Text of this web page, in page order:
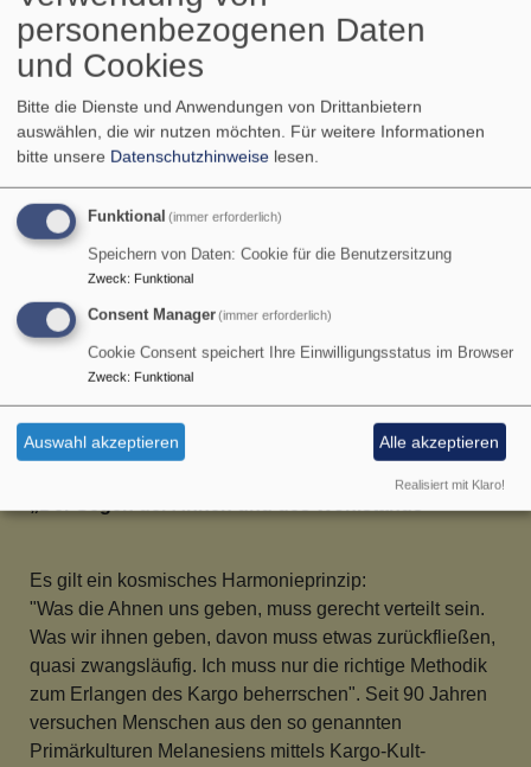
"Sommerstudienkurs für Dozierende" in Neuendettelsau
auf und freut sich auf einen Besuch im Dekanat Castell.
Er hat an der Augustana Hochschule in Neuendettelsau
studiert und spricht deutsch. Zur Zeit ist er als Dozent
am „headman training center" in Heldsbach/Papua
Neuguinea tätig. Dies ist ein Fortbildungszentrum für
Kirchenvorsteher/Innen in der Evang. Luth. Kirche von
Papua Neuguinea.
Pfr. Maiyupe Par wird uns über seine Erfahrungen als
Dozent an der Ausbildungsstätte in Heldsbach
berichten und über Kargo-Kulte und
Wohlstandsevangelium einen Vortrag halten.
"Kargoismus und Prosperity" aus melanesischer Sicht.
Eine kosmologische Lebensdeutung - durch christliche
Mission dynamisiert.
Es gilt ein kosmisches Harmonieprinzip:
"Was die Ahnen uns geben, muss gerecht verteilt sein.
Was wir ihnen geben, davon muss etwas zurückfließen,
quasi zwangsläufig. Ich muss nur die richtige Methodik
zum Erlangen des Kargo beherrschen". Seit 90 Jahren
versuchen Menschen aus den so genannten
Primärkulturen Melanesiens mittels Kargo-Kult-
personenbezogenen Daten
und Cookies
Bitte die Dienste und Anwendungen von Drittanbietern
auswählen, die wir nutzen möchten. Für weitere Informationen
bitte unsere Datenschutzhinweise lesen.
Funktional (immer erforderlich)
Speichern von Daten: Cookie für die Benutzersitzung
Zweck: Funktional
Consent Manager(immer erforderlich)
Cookie Consent speichert Ihre Einwilligungsstatus im Browser
Zweck: Funktional
Auswahl akzeptieren Alle akzeptieren
Realisiert mit Klaro!